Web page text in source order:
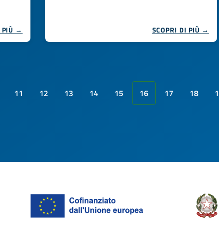
PIÙ → SCOPRI DI PIÙ →
11 12 13 14 15 16 17 18